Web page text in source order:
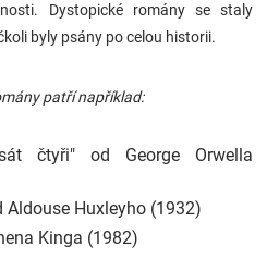
Dystopické romány se staly
byly psány po celou historii.
patří například:
čtyři" od George Orwella
Aldouse Huxleyho (1932)
Kinga (1982)